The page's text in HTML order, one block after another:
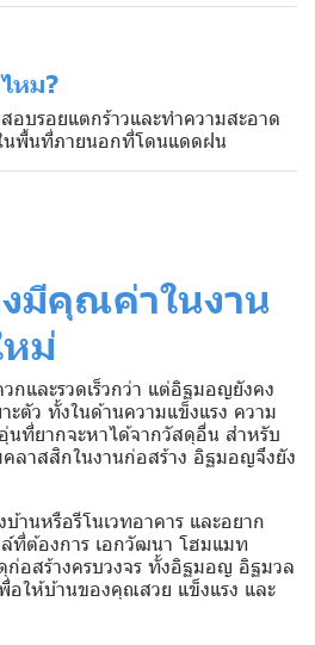
หม?
อบรอยแตกร้าวและทำความสะอาด
ในพื้นที่ภายนอกที่โดนแดดฝน
มีคุณค่าในงาน
ม่
กและรวดเร็วกว่า แต่อิฐมอญยังคง
ตัว ทั้งในด้านความแข็งแรง ความ
นที่ยากจะหาได้จากวัสดุอื่น สำหรับ
ลาสสิกในงานก่อสร้าง อิฐมอญจึงยัง
านหรือรีโนเวทอาคาร และอยาก
ที่ต้องการ เอกวัฒนา โฮมแมท
ก่อสร้างครบวงจร ทั้งอิฐมอญ อิฐมวล
อให้บ้านของคุณสวย แข็งแรง และ